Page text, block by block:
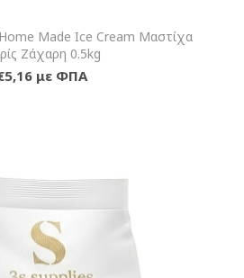
Made Ice Cream Μαστίχα
Ζάχαρη 0.5kg
με ΦΠΑ